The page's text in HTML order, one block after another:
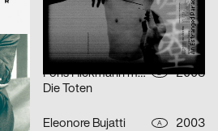
Musica Viva Konzert 26.02.2003
i.de – Büro für Kommunikation D
2003
Mitra Tabrizian Jenseits der Grenzen
2003
Fons Hickmann m23 D
2003
Die Toten
2003
Eleonore Bujatti A
2003